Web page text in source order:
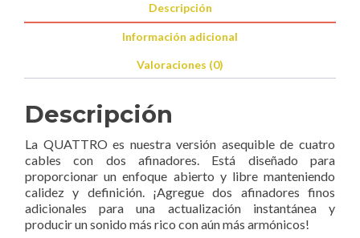
Descripción
Información adicional
Valoraciones (0)
Descripción
La QUATTRO es nuestra versión asequible de cuatro
cables con dos afinadores. Está diseñado para
proporcionar un enfoque abierto y libre manteniendo
calidez y definición. ¡Agregue dos afinadores finos
adicionales para una actualización instantánea y
producir un sonido más rico con aún más armónicos!